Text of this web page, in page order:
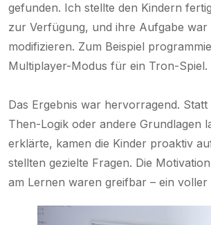
gefunden. Ich stellte den Kindern
zur Verfügung, und ihre Aufgabe war
modifizieren. Zum Beispiel
Multiplayer-Modus für ein Tron-Spiel.
Das Ergebnis war hervorragend.
Then-Logik oder andere Grundlagen
erklärte, kamen die Kinder proaktiv
stellten gezielte Fragen. Die
am Lernen waren greifbar – ein voller